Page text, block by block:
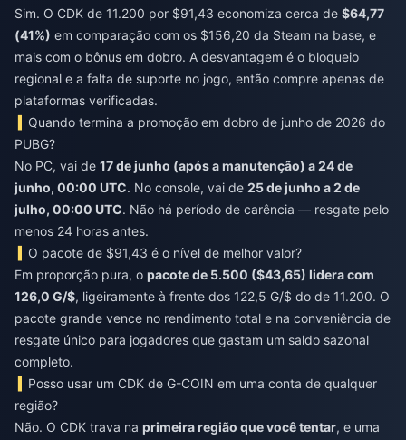
Sim. O CDK de 11.200 por $91,43 economiza cerca de $64,77
(41%) em comparação com os $156,20 da Steam na base, e
mais com o bônus em dobro. A desvantagem é o bloqueio
regional e a falta de suporte no jogo, então compre apenas de
plataformas verificadas.
Quando termina a promoção em dobro de junho de 2026 do
PUBG?
No PC, vai de 17 de junho (após a manutenção) a 24 de
junho, 00:00 UTC. No console, vai de 25 de junho a 2 de
julho, 00:00 UTC. Não há período de carência — resgate pelo
menos 24 horas antes.
O pacote de $91,43 é o nível de melhor valor?
Em proporção pura, o pacote de 5.500 ($43,65) lidera com
126,0 G/$, ligeiramente à frente dos 122,5 G/$ do de 11.200. O
pacote grande vence no rendimento total e na conveniência de
resgate único para jogadores que gastam um saldo sazonal
completo.
Posso usar um CDK de G-COIN em uma conta de qualquer
região?
Não. O CDK trava na primeira região que você tentar, e uma